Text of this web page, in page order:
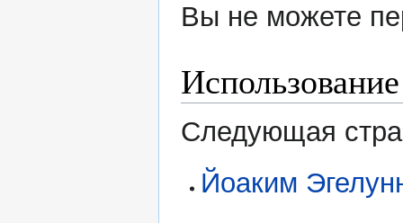
Вы не можете
Следующая
Йоаким